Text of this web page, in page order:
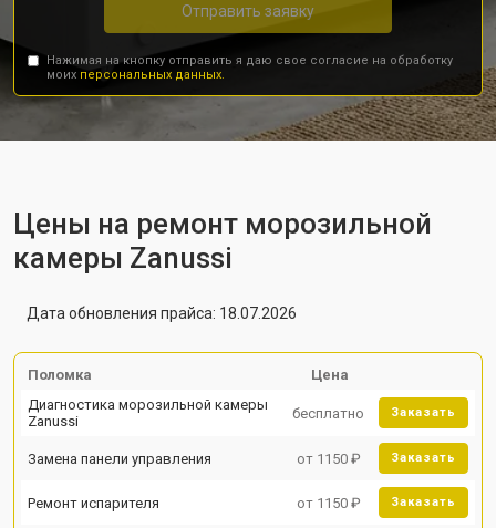
Отправить заявку
Нажимая на кнопку отправить я даю свое согласие на обработку
моих персональных данных.
Цены на ремонт морозильной
камеры Zanussi
Дата обновления прайса: 18.07.2026
Поломка
Цена
Диагностика морозильной камеры
Zanussi
бесплатно Заказать
Замена панели управления от 1150 ₽ Заказать
Ремонт испарителя от 1150 ₽ Заказать